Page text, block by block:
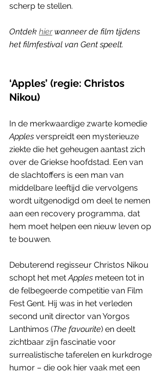
scherp te stellen.
Ontdek hier wanneer de film tijdens
het filmfestival van Gent speelt.
‘Apples’ (regie: Christos
Nikou)
In de merkwaardige zwarte komedie
Apples verspreidt een mysterieuze
ziekte die het geheugen aantast zich
over de Griekse hoofdstad. Een van
de slachtoffers is een man van
middelbare leeftijd die vervolgens
wordt uitgenodigd om deel te nemen
aan een recovery programma, dat
hem moet helpen een nieuw leven op
te bouwen.
Debuterend regisseur Christos Nikou
schopt het met Apples meteen tot in
de felbegeerde competitie van Film
Fest Gent. Hij was in het verleden
second unit director van Yorgos
Lanthimos (The favourite) en deelt
zichtbaar zijn fascinatie voor
surrealistische taferelen en kurkdroge
humor – die ook hier vaak met een